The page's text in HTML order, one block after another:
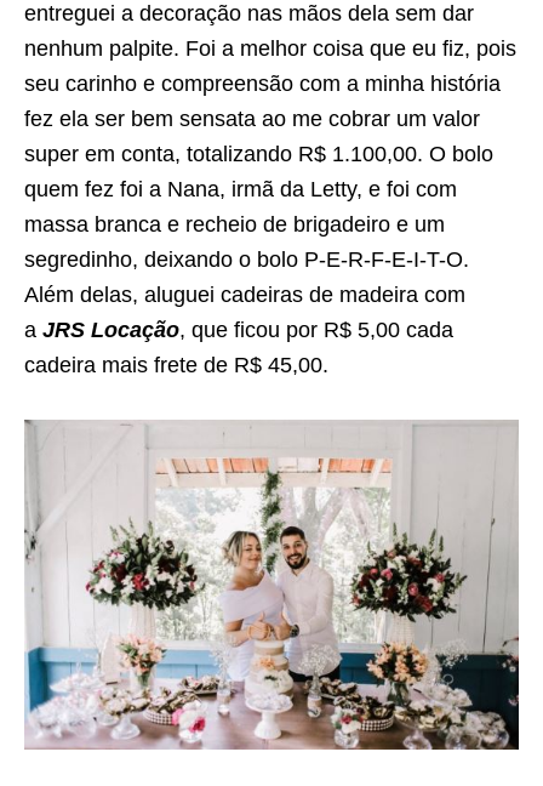
entreguei a decoração nas mãos dela sem dar
nenhum palpite. Foi a melhor coisa que eu fiz, pois
seu carinho e compreensão com a minha história
fez ela ser bem sensata ao me cobrar um valor
super em conta, totalizando R$ 1.100,00. O bolo
quem fez foi a Nana, irmã da Letty, e foi com
massa branca e recheio de brigadeiro e um
segredinho, deixando o bolo P-E-R-F-E-I-T-O.
Além delas, aluguei cadeiras de madeira com
a JRS Locação, que ficou por R$ 5,00 cada
cadeira mais frete de R$ 45,00.